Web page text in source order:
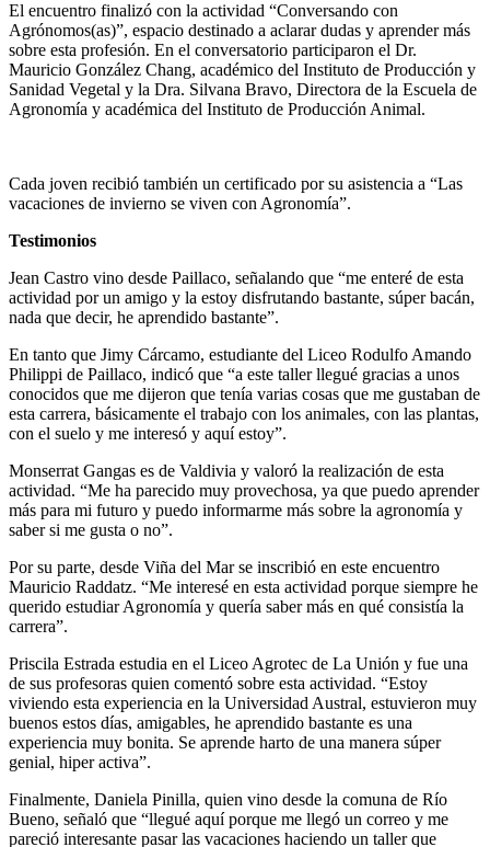
El encuentro finalizó con la actividad “Conversando con
Agrónomos(as)”, espacio destinado a aclarar dudas y aprender más
sobre esta profesión. En el conversatorio participaron el Dr.
Mauricio González Chang, académico del Instituto de Producción y
Sanidad Vegetal y la Dra. Silvana Bravo, Directora de la Escuela de
Agronomía y académica del Instituto de Producción Animal.
Cada joven recibió también un certificado por su asistencia a “Las
vacaciones de invierno se viven con Agronomía”.
Testimonios
Jean Castro vino desde Paillaco, señalando que “me enteré de esta
actividad por un amigo y la estoy disfrutando bastante, súper bacán,
nada que decir, he aprendido bastante”.
En tanto que Jimy Cárcamo, estudiante del Liceo Rodulfo Amando
Philippi de Paillaco, indicó que “a este taller llegué gracias a unos
conocidos que me dijeron que tenía varias cosas que me gustaban de
esta carrera, básicamente el trabajo con los animales, con las plantas,
con el suelo y me interesó y aquí estoy”.
Monserrat Gangas es de Valdivia y valoró la realización de esta
actividad. “Me ha parecido muy provechosa, ya que puedo aprender
más para mi futuro y puedo informarme más sobre la agronomía y
saber si me gusta o no”.
Por su parte, desde Viña del Mar se inscribió en este encuentro
Mauricio Raddatz. “Me interesé en esta actividad porque siempre he
querido estudiar Agronomía y quería saber más en qué consistía la
carrera”.
Priscila Estrada estudia en el Liceo Agrotec de La Unión y fue una
de sus profesoras quien comentó sobre esta actividad. “Estoy
viviendo esta experiencia en la Universidad Austral, estuvieron muy
buenos estos días, amigables, he aprendido bastante es una
experiencia muy bonita. Se aprende harto de una manera súper
genial, hiper activa”.
Finalmente, Daniela Pinilla, quien vino desde la comuna de Río
Bueno, señaló que “llegué aquí porque me llegó un correo y me
pareció interesante pasar las vacaciones haciendo un taller que